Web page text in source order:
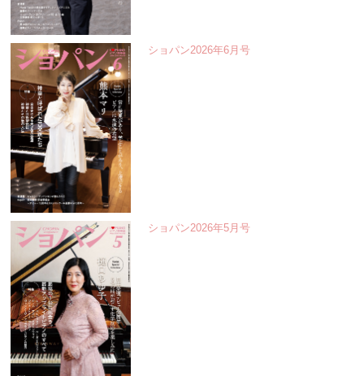
ショパン2026年6月号
ショパン2026年5月号